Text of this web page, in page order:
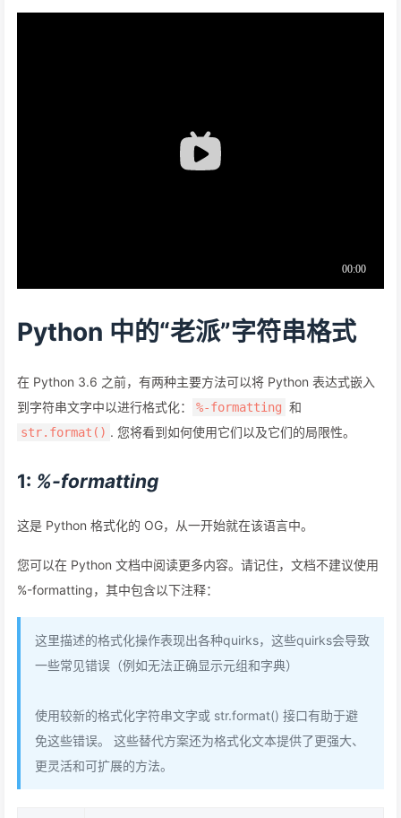
Python 中的“老派”字符串格式
在 Python 3.6 之前，有两种主要方法可以将 Python 表达式嵌入
到字符串文字中以进行格式化：
%-formatting 和
str.format() . 您将看到如何使用它们以及它们的局限性。
1: %-formatting
这是 Python 格式化的 OG，从一开始就在该语言中。
您可以在 Python 文档中阅读更多内容。请记住，文档不建议使用
%-formatting，其中包含以下注释：
这里描述的格式化操作表现出各种quirks，这些quirks会导致
一些常见错误（例如无法正确显示元组和字典）
使用较新的格式化字符串文字或 str.format() 接口有助于避
免这些错误。 这些替代方案还为格式化文本提供了更强大、
更灵活和可扩展的方法。